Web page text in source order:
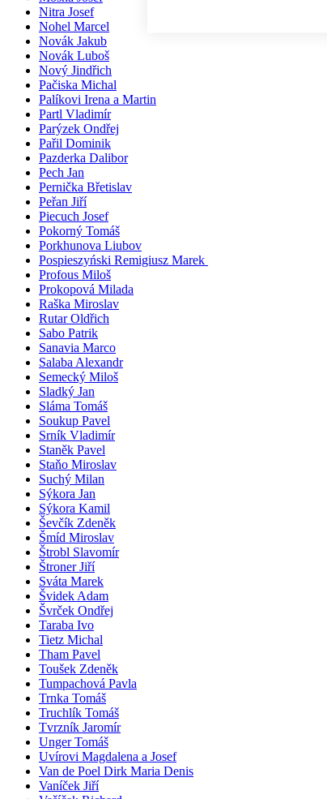
Nitra Josef
Nohel Marcel
Novák Jakub
Novák Luboš
Nový Jindřich
Pačiska Michal
Palíkovi Irena a Martin
Partl Vladimír
Parýzek Ondřej
Pařil Dominik
Pazderka Dalibor
Pech Jan
Pernička Břetislav
Peřan Jiří
Piecuch Josef
Pokorný Tomáš
Porkhunova Liubov
Pospieszyński Remigiusz Marek
Profous Miloš
Prokopová Milada
Raška Miroslav
Rutar Oldřich
Sabo Patrik
Sanavia Marco
Salaba Alexandr
Semecký Miloš
Sladký Jan
Sláma Tomáš
Soukup Pavel
Srník Vladimír
Staněk Pavel
Staňo Miroslav
Suchý Milan
Sýkora Jan
Sýkora Kamil
Ševčík Zdeněk
Šmíd Miroslav
Štrobl Slavomír
Štroner Jiří
Sváta Marek
Švidek Adam
Švrček Ondřej
Taraba Ivo
Tietz Michal
Tham Pavel
Toušek Zdeněk
Tumpachová Pavla
Trnka Tomáš
Truchlík Tomáš
Tvrzník Jaromír
Unger Tomáš
Uvírovi Magdalena a Josef
Van de Poel Dirk Maria Denis
Vaníček Jiří